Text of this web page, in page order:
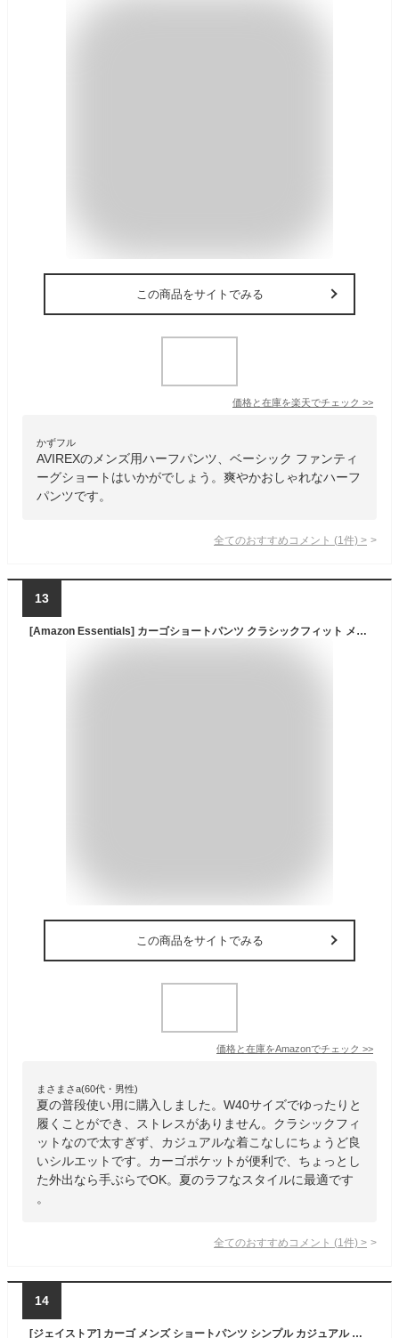
この商品をサイトでみる
価格と在庫を楽天でチェック >>
かずフル
AVIREXのメンズ用ハーフパンツ、ベーシック ファンティ
ーグショートはいかがでしょう。爽やかおしゃれなハーフ
パンツです。
全てのおすすめコメント (1 件) >
13
[Amazon Essentials] カーゴショートパンツ クラシックフィット メンズ ダークネイビー W40
この商品をサイトでみる
価格と在庫をAmazonでチェック >>
まさまさa(60代・男性)
夏の普段使い用に購入しました。W40サイズでゆったりと
履くことができ、ストレスがありません。クラシックフィ
ットなので太すぎず、カジュアルな着こなしにちょうど良
いシルエットです。カーゴポケットが便利で、ちょっとし
た外出なら手ぶらでOK。夏のラフなスタイルに最適です
。
全てのおすすめコメント (1 件) >
14
[ジェイストア] カーゴ メンズ ショートパンツ シンプル カジュアル ファッション ストリート ハーフパンツ ハーフ アーバン タウンユース ユッタリ オオキイ サイズ オシャレ カーゴパンツ 5分丈 半ズボン ハイキング 短パン リゾート トレパン 夏用 無地 登山 春用 春 夏 ストレッチ ルームウェア 部屋着 寝間着 スポーティ スポーツ ブラック モノトーン 3S-J22-BK2XL